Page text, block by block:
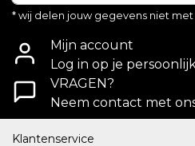
* wij delen jouw gegevens niet
Mijn account
Log in op je
VRAGEN?
Neem contact met
Klantenservice